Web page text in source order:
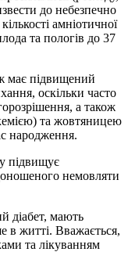
до небезпечно
амніотичної
та пологів до 37
має підвищений
оскільки часто
а також
та жовтяницею
народження.
підвищує
немовляти
діабет, мають
в житті. Вважається,
та лікуванням